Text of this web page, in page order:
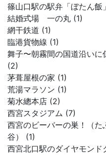
篠山口駅の駅弁「ぼたん飯
結婚式場 一の丸 (1)
網干鉄道 (1)
臨港貨物線 (1)
舞子〜朝霧間の国道沿いに
(2)
茅葺屋根の家 (1)
荒湯マラソン (1)
菊水總本店 (2)
西宮スタジアム (7)
西宮のビーバーの巣！（
谷） (1)
西宮北口駅のダイヤモンド